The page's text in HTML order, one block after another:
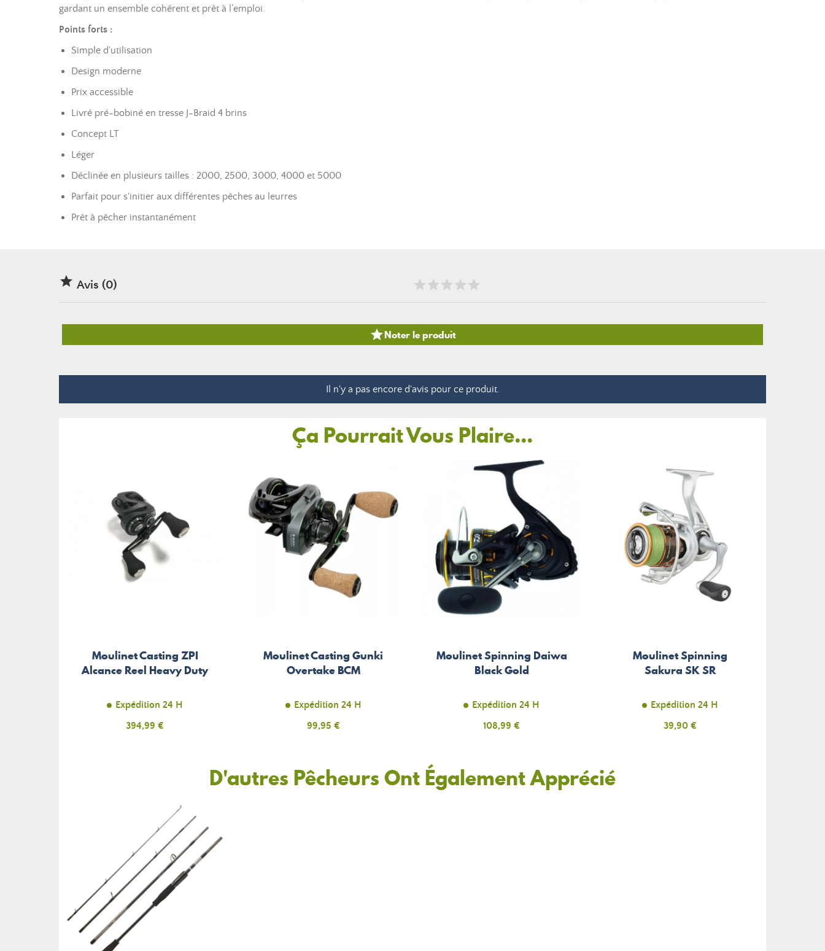
gardant un ensemble cohérent et prêt à l’emploi.
Points forts :
Simple d'utilisation
Design moderne
Prix accessible
Livré pré-bobiné en tresse J-Braid 4 brins
Concept LT
Léger
Déclinée en plusieurs tailles : 2000, 2500, 3000, 4000 et 5000
Parfait pour s'initier aux différentes pêches au leurres
Prêt à pêcher instantanément
 Avis (0)
Noter le produit
Il n'y a pas encore d'avis pour ce produit.
Ça Pourrait Vous Plaire...
Moulinet Casting ZPI
Alcance Reel Heavy Duty
Expédition 24 H
Prix
394,99 €
Moulinet Casting Gunki
Overtake BCM
Expédition 24 H
Prix
99,95 €
Moulinet Spinning Daiwa
Black Gold
Expédition 24 H
Prix
108,99 €
Moulinet Spinning
Sakura SK SR
Expédition 24 H
Prix
39,90 €
D'autres Pêcheurs Ont Également Apprécié